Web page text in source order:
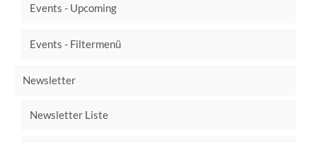
Events - Upcoming
Events - Filtermenü
Newsletter
Newsletter Liste